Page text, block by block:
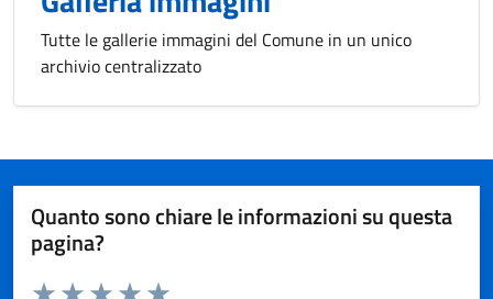
Tutte le gallerie immagini del Comune in un unico
archivio centralizzato
Quanto sono chiare le informazioni su questa
pagina?
Valuta da 1 a 5 stelle la pagina